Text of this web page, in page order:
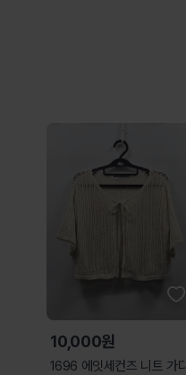
10,000원
1696 에잇세컨즈 니트 가디